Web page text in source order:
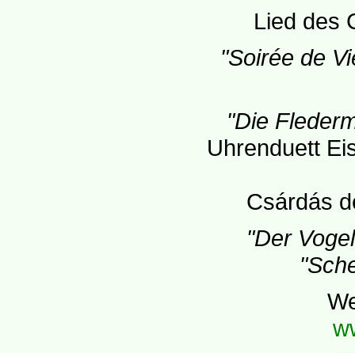
Lied des
"Soirée de
"Die
Uhrenduett
Csárdás
"Der